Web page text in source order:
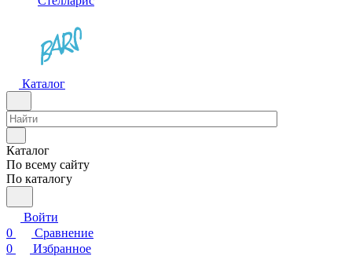
Каталог
Каталог
По всему сайту
По каталогу
Войти
0
Сравнение
0
Избранное